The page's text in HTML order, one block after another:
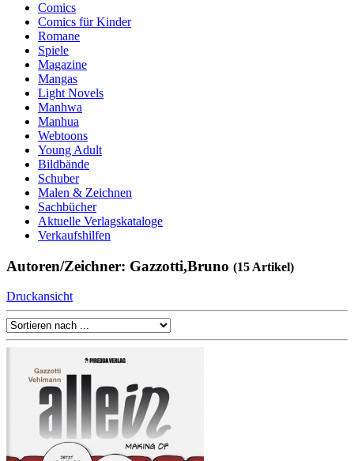
Comics
Comics für Kinder
Romane
Spiele
Magazine
Mangas
Light Novels
Manhwa
Manhua
Webtoons
Young Adult
Bildbände
Schuber
Malen & Zeichnen
Sachbücher
Aktuelle Verlagskataloge
Verkaufshilfen
Autoren/Zeichner: Gazzotti,Bruno (15 Artikel)
Druckansicht